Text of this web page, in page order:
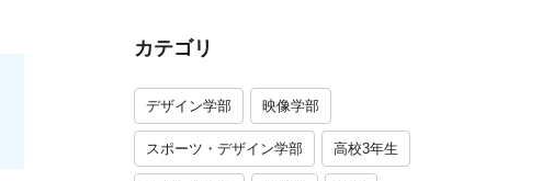
カテゴリ
デザイン学部 映像学部
スポーツ・デザイン学部 高校3年生